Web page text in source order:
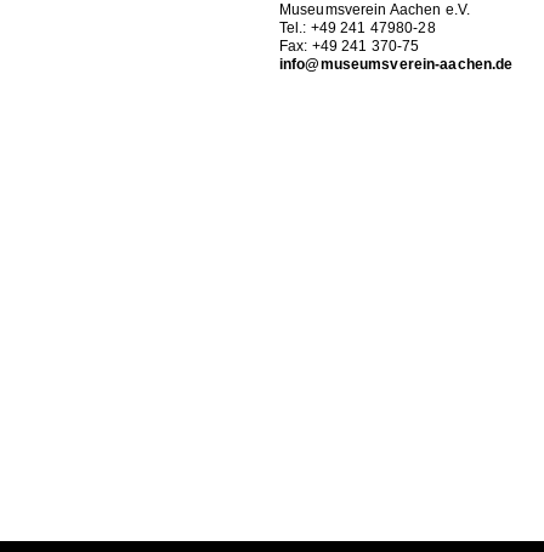
Museumsverein Aachen e.V.
Tel.: +49 241 47980-28
Fax: +49 241 370-75
info@museumsverein-aachen.de